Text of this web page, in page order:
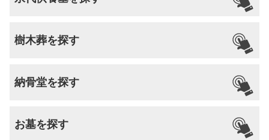
樹木葬を探す
納骨堂を探す
お墓を探す